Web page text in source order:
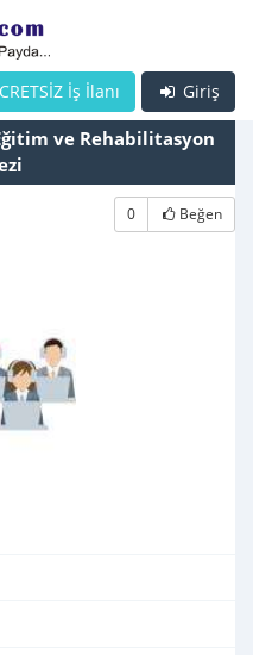
Giriş
İş İlanı
ve Rehabilitasyon
0 Beğen